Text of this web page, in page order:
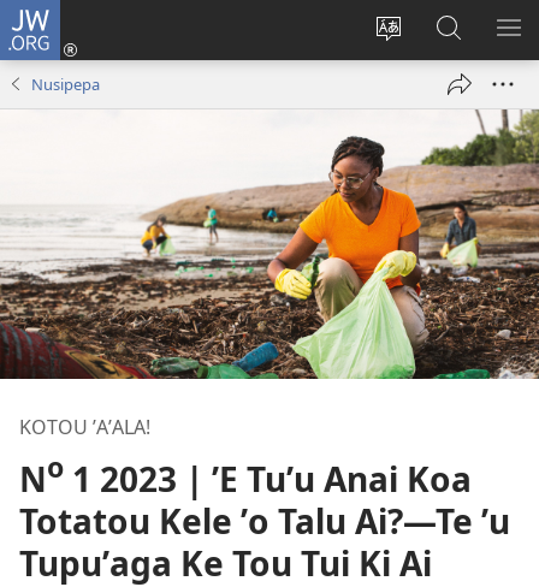
JW.ORG
Fetogi
te
pasina
Avahi
(opens
Kumi
ʼi
Te
JW.ORG
Nusipepa
KOTOU ʼAʼALA!
No 1 2023 | ʼE Tuʼu Anai Koa
Totatou Kele ʼo Talu Ai?​—Te ʼu
Tupuʼaga Ke Tou Tui Ki Ai